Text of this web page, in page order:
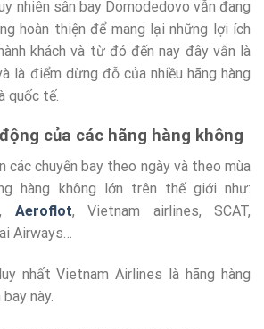
nhiên sân bay Domodedovo vẫn đang
hoàn thiện để mang lại những lợi ích
khách và từ đó đến nay đây vẫn là
là điểm dừng đỗ của nhiều hãng hàng
quốc tế.
của các hãng hàng không
các chuyến bay theo ngày và theo mùa
hàng không lớn trên thế giới như:
Aeroflot, Vietnam airlines, SCAT,
Airways…
nhất Vietnam Airlines là hãng hàng
này.